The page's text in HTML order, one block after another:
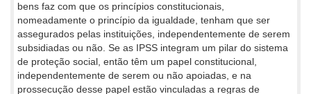
bens faz com que os princípios constitucionais,
nomeadamente o princípio da igualdade, tenham que ser
assegurados pelas instituições, independentemente de serem
subsidiadas ou não. Se as IPSS integram um pilar do sistema
de proteção social, então têm um papel constitucional,
independentemente de serem ou não apoiadas, e na
prossecução desse papel estão vinculadas a regras de